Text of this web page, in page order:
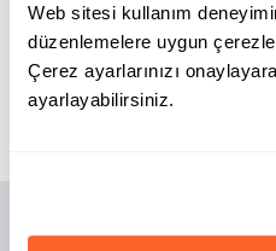
Web sitesi kullanım
düzenlemelere uygun
Çerez ayarlarınızı
ayarlayabilirsiniz.